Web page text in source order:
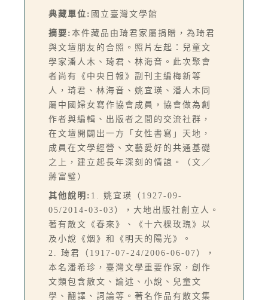
典藏單位: 國立臺灣文學館
摘要: 本件藏品由琦君家屬捐贈，為琦君
與文壇朋友的合照。照片左起：兒童文
學家潘人木、琦君、林海音。此次聚會
者尚有《中央日報》副刊主編梅新等
人，琦君、林海音、姚宜瑛、潘人木同
屬中國婦女寫作協會成員，協會做為創
作者與編輯、出版者之間的交流社群，
在文壇開闢出一方「女性書寫」天地，
成員在文學經營、文藝愛好的共通基礎
之上，建立起長年深刻的情誼。（文／
蔣富璧）
其他說明: 1. 姚宜瑛（1927-09-
05/2014-03-03），大地出版社創立人。
著有散文《春來》、《十六棵玫瑰》以
及小說《烟》和《明天的陽光》。
2. 琦君（1917-07-24/2006-06-07），
本名潘希珍，臺灣文學重要作家，創作
文類包含散文、論述、小說、兒童文
學、翻譯、詞論等。著名作品有散文集